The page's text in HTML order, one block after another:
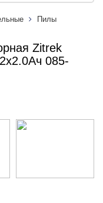
Пилы
Zitrek
085-